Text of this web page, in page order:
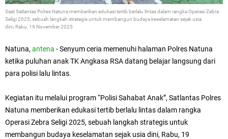
SaatSatlantas Polres Natuna memberikan edukasi tertib berlalu lintas dalam rangka Operasi Zebra
Seligi 2025, sebuah langkah strategis untuk membangun budaya keselamatan sejak usia
dini, Rabu, 19 November 2025.
Natuna, antena - Senyum ceria memenuhi halaman Polres Natuna
ketika puluhan anak TK Angkasa RSA datang belajar langsung dari
para polisi lalu lintas.
Kegiatan itu melalui program “Polisi Sahabat Anak”, Satlantas Polres
Natuna memberikan edukasi tertib berlalu lintas dalam rangka
Operasi Zebra Seligi 2025, sebuah langkah strategis untuk
membangun budaya keselamatan sejak usia dini, Rabu, 19